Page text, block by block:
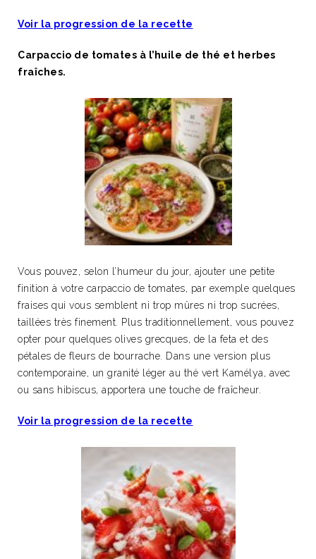
Voir la progression de la recette
Carpaccio de tomates à l’huile de thé et herbes
fraîches.
Vous pouvez, selon l’humeur du jour, ajouter une petite
finition à votre carpaccio de tomates, par exemple quelques
fraises qui vous semblent ni trop mûres ni trop sucrées,
taillées très finement. Plus traditionnellement, vous pouvez
opter pour quelques olives grecques, de la feta et des
pétales de fleurs de bourrache. Dans une version plus
contemporaine, un granité léger au thé vert Kamélya, avec
ou sans hibiscus, apportera une touche de fraîcheur.
Voir la progression de la recette